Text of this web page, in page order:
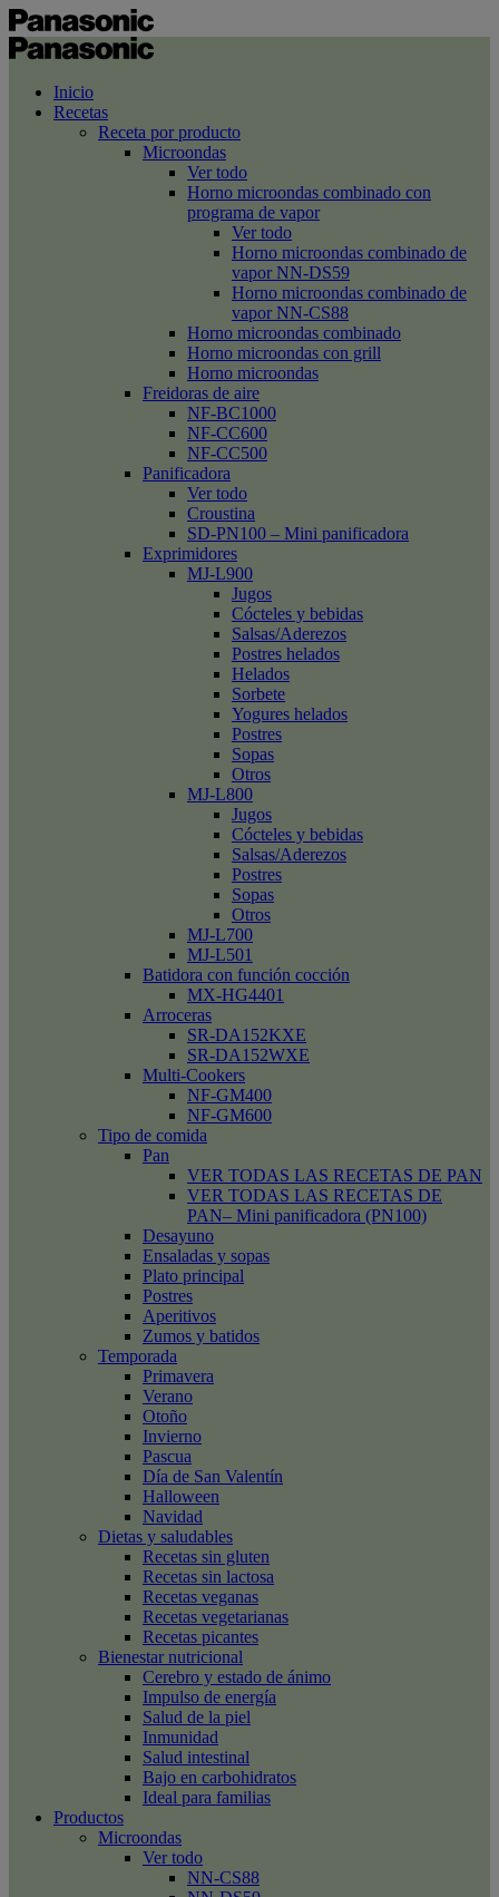
Inicio
Recetas
Receta por producto
Microondas
Ver todo
Horno microondas combinado con
programa de vapor
Ver todo
Horno microondas combinado de
vapor NN-DS59
Horno microondas combinado de
vapor NN-CS88
Horno microondas combinado
Horno microondas con grill
Horno microondas
Freidoras de aire
NF-BC1000
NF-CC600
NF-CC500
Panificadora
Ver todo
Croustina
SD-PN100 – Mini panificadora
Exprimidores
MJ-L900
Jugos
Cócteles y bebidas
Salsas/Aderezos
Postres helados
Helados
Sorbete
Yogures helados
Postres
Sopas
Otros
MJ-L800
Jugos
Cócteles y bebidas
Salsas/Aderezos
Postres
Sopas
Otros
MJ-L700
MJ-L501
Batidora con función cocción
MX-HG4401
Arroceras
SR-DA152KXE
SR-DA152WXE
Multi-Cookers
NF-GM400
NF-GM600
Tipo de comida
Pan
VER TODAS LAS RECETAS DE PAN
VER TODAS LAS RECETAS DE
PAN– Mini panificadora (PN100)
Desayuno
Ensaladas y sopas
Plato principal
Postres
Aperitivos
Zumos y batidos
Temporada
Primavera
Verano
Otoño
Invierno
Pascua
Día de San Valentín
Halloween
Navidad
Dietas y saludables
Recetas sin gluten
Recetas sin lactosa
Recetas veganas
Recetas vegetarianas
Recetas picantes
Bienestar nutricional
Cerebro y estado de ánimo
Impulso de energía
Salud de la piel
Inmunidad
Salud intestinal
Bajo en carbohidratos
Ideal para familias
Productos
Microondas
Ver todo
NN-CS88